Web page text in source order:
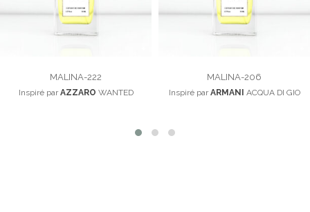
MALINA-222
Inspiré parAZZARO WANTED
MALINA-206
Inspiré parARMANI ACQUA DI GIO